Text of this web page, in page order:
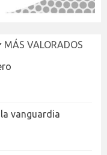
MÁS VALORADOS
vanguardia